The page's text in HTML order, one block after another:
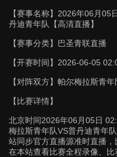
【赛事名称】 2026年06月05
丹迪青年队【高清直播】
【赛事分类】 巴圣青联直播
【开赛时间】 2026-06-05
【对阵双方】 帕尔梅拉斯青年
【比赛详情】
北京时间2026年06月05日
梅拉斯青年队VS普丹迪青年
站同步官方直播源准时直播
在本站查看比赛全程录像、